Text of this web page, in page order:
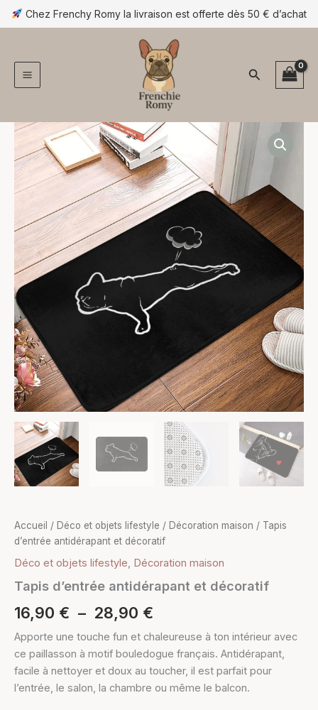
Aller
au
Chez Frenchy Romy la livraison est offerte dès 50 € d’achat
Rechercher
Accueil / Déco et objets lifestyle / Décoration maison / Tapis
d’entrée antidérapant et décoratif
Déco et objets lifestyle, Décoration maison
Tapis d’entrée antidérapant et décoratif
16,90 € – 28,90 €
Plage
de
prix :
16,90 €
28,90 €
Apporte une touche fun et chaleureuse à ton intérieur avec
ce paillasson à motif bouledogue français. Antidérapant,
facile à nettoyer et doux au toucher, il est parfait pour
l’entrée, le salon, la chambre ou même le balcon.
quantité
Tapis
d’entrée
antidérapant
décoratif